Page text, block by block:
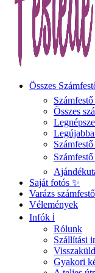
Összes
Összes
Saját fotós ✨
Varázs
Vélemények
Infók ℹ️
Rólunk
Szállítási
Gyakori